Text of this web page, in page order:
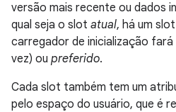
versão mais recente ou dados
qual seja o slot atual, há um slot
carregador de inicialização fará
vez) ou preferido.
Cada slot também tem um
pelo espaço do usuário, que é